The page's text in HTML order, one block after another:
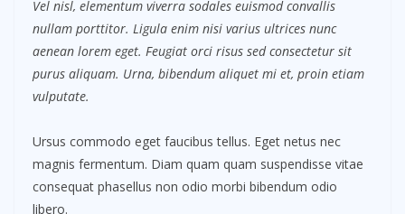
Vel nisl, elementum viverra sodales euismod convallis
nullam porttitor. Ligula enim nisi varius ultrices nunc
aenean lorem eget. Feugiat orci risus sed consectetur sit
purus aliquam. Urna, bibendum aliquet mi et, proin etiam
vulputate.
Ursus commodo eget faucibus tellus. Eget netus nec
magnis fermentum. Diam quam quam suspendisse vitae
consequat phasellus non odio morbi bibendum odio
libero.